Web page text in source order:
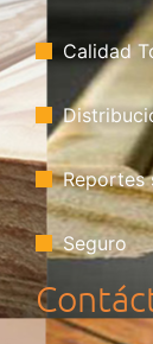
Calidad
Reportes
Seguro